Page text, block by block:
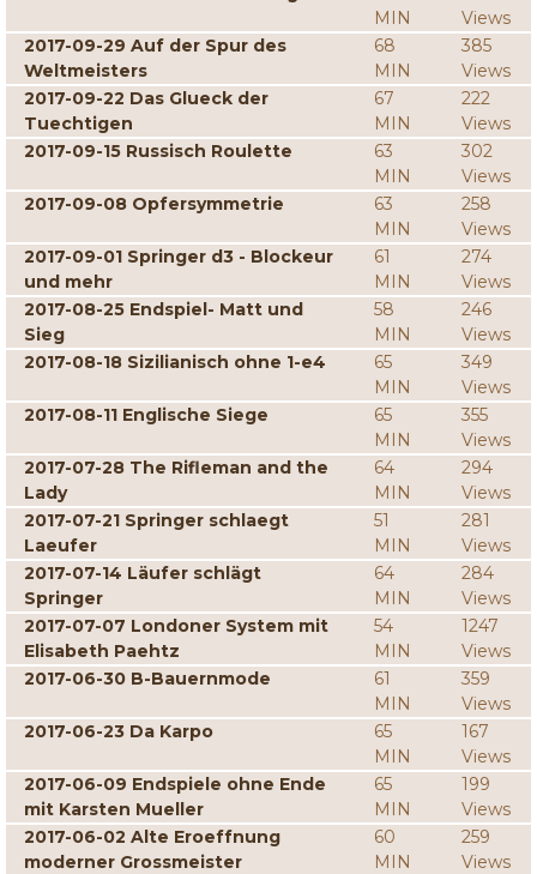
MIN
Views
2017-09-29 Auf der Spur des
Weltmeisters
68
MIN
385
Views
2017-09-22 Das Glueck der
Tuechtigen
67
MIN
222
Views
2017-09-15 Russisch Roulette
63
MIN
302
Views
2017-09-08 Opfersymmetrie
63
MIN
258
Views
2017-09-01 Springer d3 - Blockeur
und mehr
61
MIN
274
Views
2017-08-25 Endspiel- Matt und
Sieg
58
MIN
246
Views
2017-08-18 Sizilianisch ohne 1-e4
65
MIN
349
Views
2017-08-11 Englische Siege
65
MIN
355
Views
2017-07-28 The Rifleman and the
Lady
64
MIN
294
Views
2017-07-21 Springer schlaegt
Laeufer
51
MIN
281
Views
2017-07-14 Läufer schlägt
Springer
64
MIN
284
Views
2017-07-07 Londoner System mit
Elisabeth Paehtz
54
MIN
1247
Views
2017-06-30 B-Bauernmode
61
MIN
359
Views
2017-06-23 Da Karpo
65
MIN
167
Views
2017-06-09 Endspiele ohne Ende
mit Karsten Mueller
65
MIN
199
Views
2017-06-02 Alte Eroeffnung
moderner Grossmeister
60
MIN
259
Views